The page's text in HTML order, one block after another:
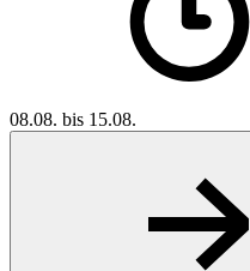
08.08. bis 15.08.